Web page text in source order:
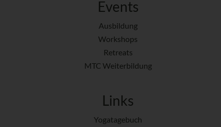
Events
Ausbildung
Workshops
Retreats
MTC Weiterbildung
Links
Yogatagebuch